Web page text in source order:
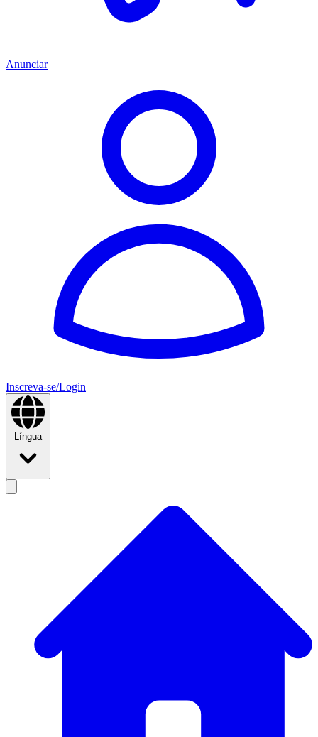
Anunciar
Inscreva-se/Login
Língua